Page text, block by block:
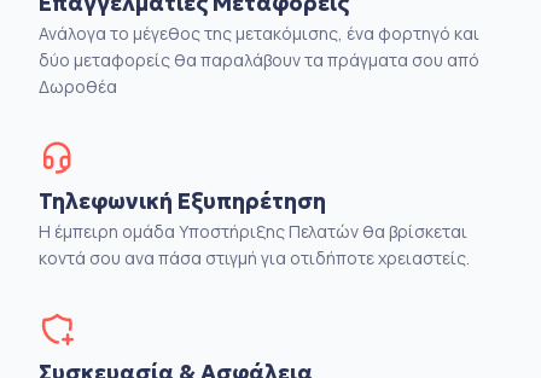
Ανάλογα το μέγεθος της μετακόμισης, ένα φορτηγό και
δύο μεταφορείς θα παραλάβουν τα πράγματα σου από
Δωροθέα
Τηλεφωνική Εξυπηρέτηση
Η έμπειρη ομάδα Υποστήριξης Πελατών θα βρίσκεται
κοντά σου ανα πάσα στιγμή για οτιδήποτε χρειαστείς.